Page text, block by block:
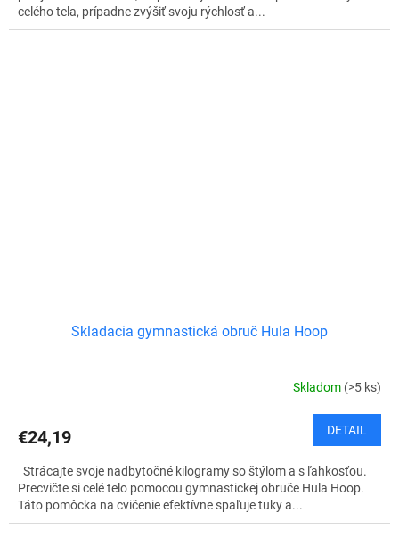
celého tela, prípadne zvýšiť svoju rýchlosť a...
Skladacia gymnastická obruč Hula Hoop
Skladom (>5 ks)
€24,19 DETAIL
Strácajte svoje nadbytočné kilogramy so štýlom a s ľahkosťou.
Precvičte si celé telo pomocou gymnastickej obruče Hula Hoop.
Táto pomôcka na cvičenie efektívne spaľuje tuky a...